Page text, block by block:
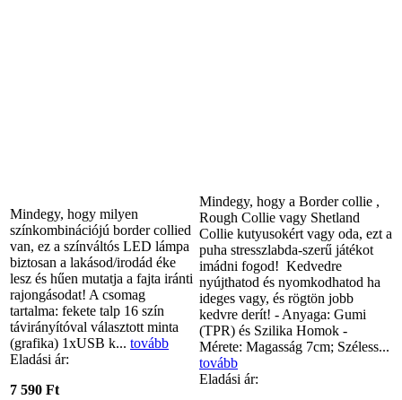
Mindegy, hogy milyen
színkombinációjú border collied
van, ez a színváltós LED lámpa
biztosan a lakásod/irodád éke
lesz és hűen mutatja a fajta iránti
rajongásodat! A csomag
tartalma: fekete talp 16 szín
távirányítóval választott minta
(grafika) 1xUSB k... tovább
Eladási ár:
7 590 Ft
Mindegy, hogy a Border collie ,
Rough Collie vagy Shetland
Collie kutyusokért vagy oda, ezt a
puha stresszlabda-szerű játékot
imádni fogod! Kedvedre
nyújthatod és nyomkodhatod ha
ideges vagy, és rögtön jobb
kedvre derít! - Anyaga: Gumi
(TPR) és Szilika Homok -
Mérete: Magasság 7cm; Széless...
tovább
Eladási ár: